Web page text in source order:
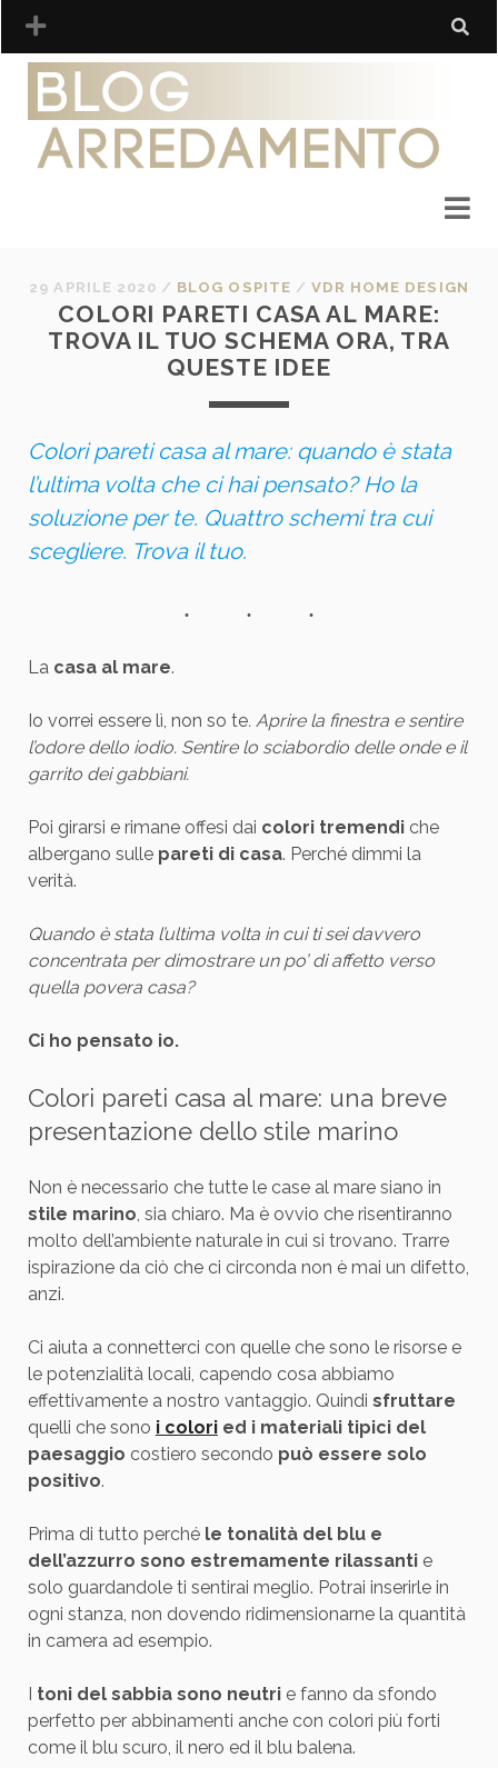
29 APRILE 2020 / BLOG OSPITE / VDR HOME DESIGN
COLORI PARETI CASA AL MARE:
TROVA IL TUO SCHEMA ORA, TRA
QUESTE IDEE
Colori pareti casa al mare: quando è stata
l’ultima volta che ci hai pensato? Ho la
soluzione per te. Quattro schemi tra cui
scegliere. Trova il tuo.
La casa al mare.
Io vorrei essere lì, non so te. Aprire la finestra e sentire
l’odore dello iodio. Sentire lo sciabordio delle onde e il
garrito dei gabbiani.
Poi girarsi e rimane offesi dai colori tremendiche
albergano sulle pareti di casa. Perché dimmi la
verità.
Quando è stata l’ultima volta in cui ti sei davvero
concentrata per dimostrare un po’ di affetto verso
quella povera casa?
Ci ho pensato io.
Colori pareti casa al mare: una breve
presentazione dello stile marino
Non è necessario che tutte le case al mare siano in
stile marino, sia chiaro. Ma è ovvio che risentiranno
molto dell’ambiente naturale in cui si trovano. Trarre
ispirazione da ciò che ci circonda non è mai un difetto,
anzi.
Ci aiuta a connetterci con quelle che sono le risorse e
le potenzialità locali, capendo cosa abbiamo
effettivamente a nostro vantaggio. Quindi sfruttare
quelli che sono i coloried i materiali tipici del
paesaggio costiero secondo può essere solo
positivo.
Prima di tutto perché le tonalità del blu e
dell’azzurro sono estremamente rilassantie
solo guardandole ti sentirai meglio. Potrai inserirle in
ogni stanza, non dovendo ridimensionarne la quantità
in camera ad esempio.
I toni del sabbia sono neutrie fanno da sfondo
perfetto per abbinamenti anche con colori più forti
come il blu scuro, il nero ed il blu balena.